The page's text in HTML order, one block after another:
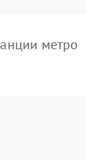
метро